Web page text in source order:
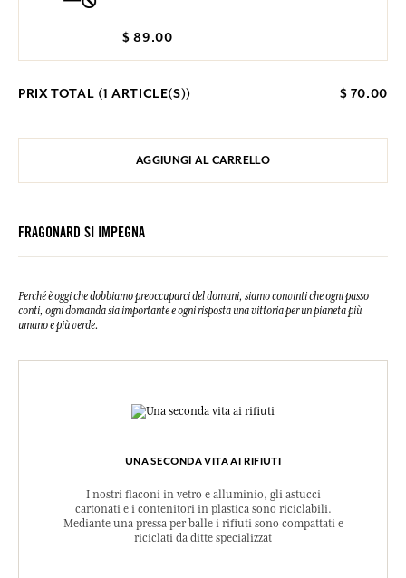
$ 89.00
PRIX TOTAL (1 ARTICLE(S)) $ 70.00
AGGIUNGI AL CARRELLO
FRAGONARD SI IMPEGNA
Perché è oggi che dobbiamo preoccuparci del domani, siamo convinti che ogni passo
conti, ogni domanda sia importante e ogni risposta una vittoria per un pianeta più
umano e più verde.
UNA SECONDA VITA AI RIFIUTI
I nostri flaconi in vetro e alluminio, gli astucci
cartonati e i contenitori in plastica sono riciclabili.
Mediante una pressa per balle i rifiuti sono compattati e
riciclati da ditte specializzat